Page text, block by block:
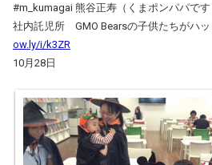
#m_kumagai 熊谷正寿（くまポンパパです
社内託児所 GMO Bearsの子供たちがハッ
ow.ly/i/k3ZR
10月28日